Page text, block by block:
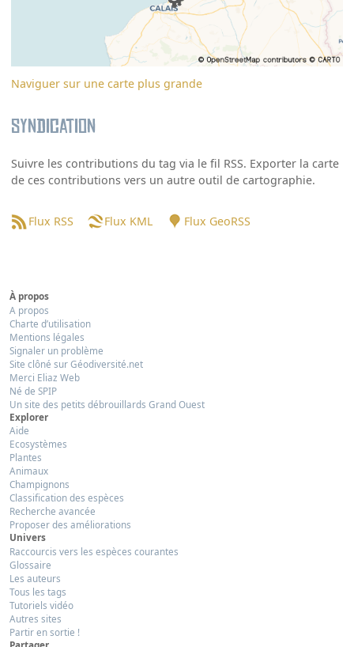
Naviguer sur une carte plus grande
Syndication
Suivre les contributions du tag via le fil RSS. Exporter la carte
de ces contributions vers un autre outil de cartographie.
Flux RSS Flux KML Flux GeoRSS
À propos
A propos
Charte d’utilisation
Mentions légales
Signaler un problème
Site clôné sur Géodiversité.net
Merci Eliaz Web
Né de SPIP
Un site des petits débrouillards Grand Ouest
Explorer
Aide
Ecosystèmes
Plantes
Animaux
Champignons
Classification des espèces
Recherche avancée
Proposer des améliorations
Univers
Raccourcis vers les espèces courantes
Glossaire
Les auteurs
Tous les tags
Tutoriels vidéo
Autres sites
Partir en sortie !